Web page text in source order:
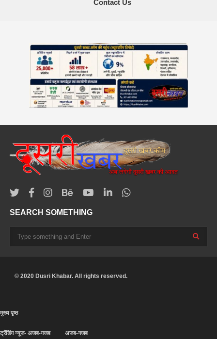
Contact Us
SEARCH SOMETHING
© 2020 Dusri Khabar. All rights reserved.
मुख्य पृष्ठ
ट्रेंडिंग न्यूज- अजब-गजब अजब-गजब